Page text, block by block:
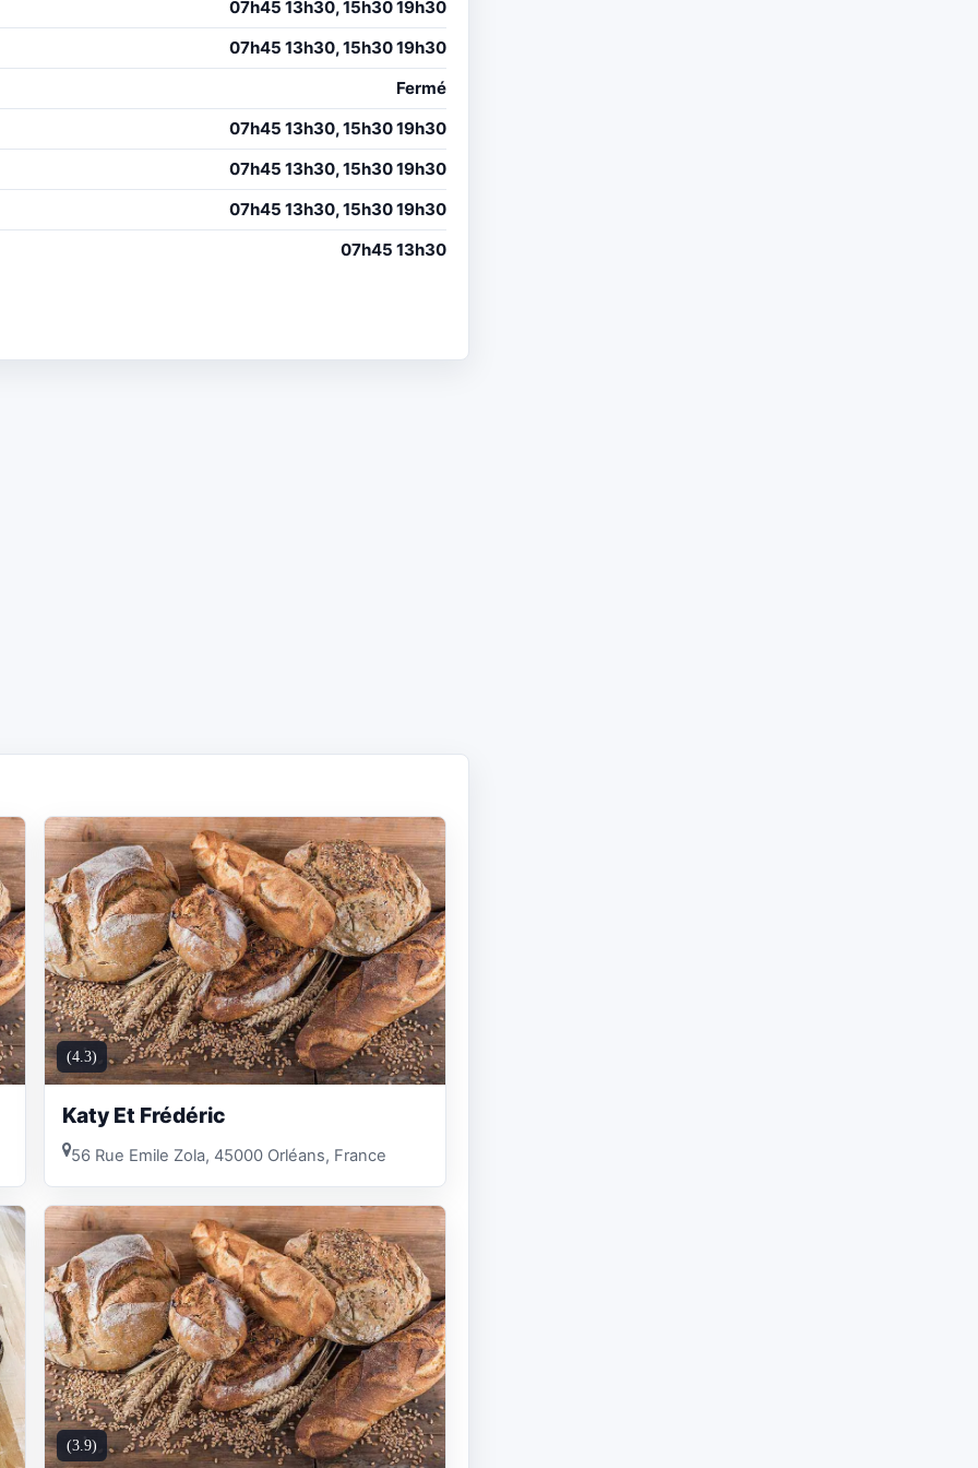
07h45 13h30, 15h30 19h30
07h45 13h30, 15h30 19h30
Fermé
07h45 13h30, 15h30 19h30
07h45 13h30, 15h30 19h30
07h45 13h30, 15h30 19h30
07h45 13h30
(4.3)
Katy Et Frédéric
56 Rue Emile Zola, 45000 Orléans, France
(3.9)